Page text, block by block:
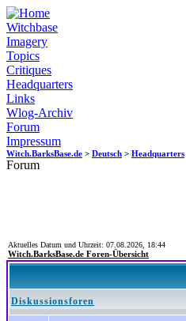
Witchbase
Imagery
Topics
Critiques
Headquarters
Links
Wlog-Archiv
Forum
Impressum
Witch.BarksBase.de > Deutsch > Headquarters
Forum
Aktuelles Datum und Uhrzeit: 07.08.2026, 18:44
Witch.BarksBase.de Foren-Übersicht
Diskussionsforen